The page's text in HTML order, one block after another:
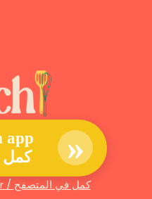
app
كمل
»
Continue in browser / كمل في المتصفح